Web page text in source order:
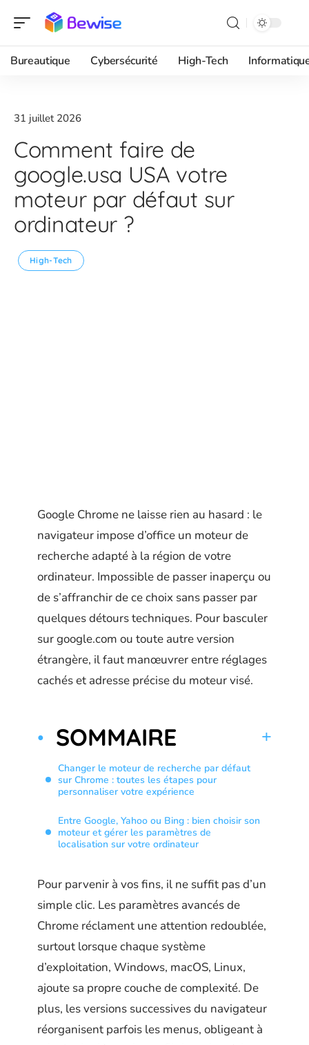
Bureautique Cybersécurité High-Tech
31 juillet 2026
Comment faire de
google.usa USA votre
moteur par défaut sur
ordinateur ?
High-Tech
Google Chrome ne laisse rien au hasard : le
navigateur impose d’office un moteur de
recherche adapté à la région de votre
ordinateur. Impossible de passer inaperçu ou
de s’affranchir de ce choix sans passer par
quelques détours techniques. Pour basculer
sur google.com ou toute autre version
étrangère, il faut manœuvrer entre réglages
cachés et adresse précise du moteur visé.
SOMMAIRE
Changer le moteur de recherche par défaut
sur Chrome : toutes les étapes pour
personnaliser votre expérience
Entre Google, Yahoo ou Bing : bien choisir son
moteur et gérer les paramètres de
localisation sur votre ordinateur
Pour parvenir à vos fins, il ne suffit pas d’un
simple clic. Les paramètres avancés de
Chrome réclament une attention redoublée,
surtout lorsque chaque système
d’exploitation, Windows, macOS, Linux,
ajoute sa propre couche de complexité. De
plus, les versions successives du navigateur
réorganisent parfois les menus, obligeant à